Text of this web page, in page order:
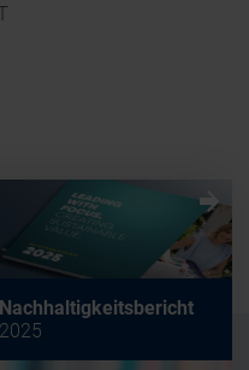
Nachhaltigkeitsbericht
2025
w